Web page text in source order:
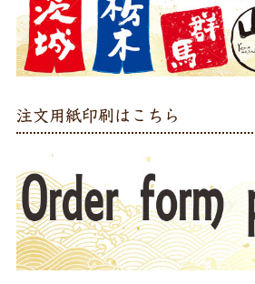
注文用紙印刷はこちら